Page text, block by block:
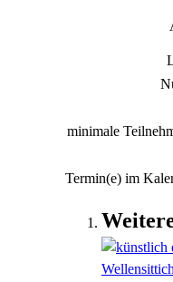
minimale
Termin(e) im